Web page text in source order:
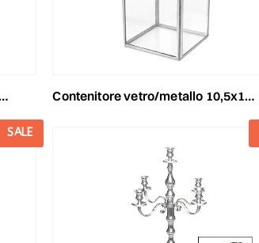
contenitore vetro/metallo 10,5x10,5 cm h.10,5 cm mira argento satin
SALE